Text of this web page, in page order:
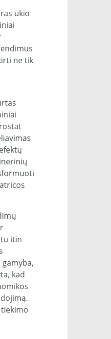
ūkio
ne tik
itin
kad